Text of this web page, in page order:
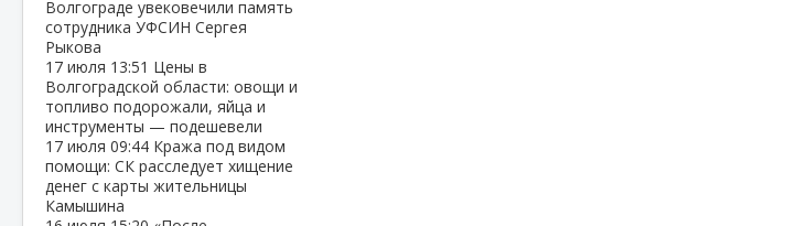
Волгограде увековечили память
сотрудника УФСИН Сергея
Рыкова
17 июля 13:51 Цены в
Волгоградской области: овощи и
топливо подорожали, яйца и
инструменты — подешевели
17 июля 09:44 Кража под видом
помощи: СК расследует хищение
денег с карты жительницы
Камышина